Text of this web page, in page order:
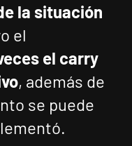
la situación
el
el carry
, además de
se puede